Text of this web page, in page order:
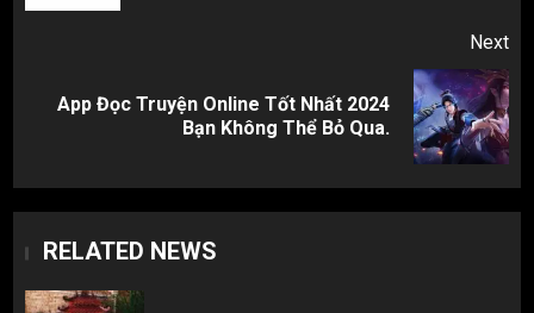
Next
NextApp Đọc Truyện Online Tốt Nhất 2024
Bạn Không Thể Bỏ Qua.
RELATED NEWS